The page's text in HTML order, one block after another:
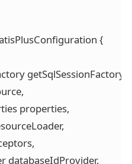
{
getSqlSessionFactory(
properties,
databaseIdProvider,